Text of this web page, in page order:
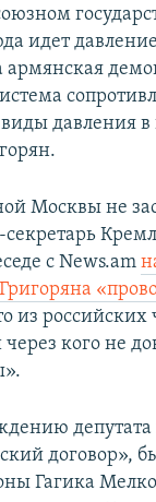
идет
армянская
давления
Москвы не
секретарь
с News.am
из
кого не
договор»,
Гагика